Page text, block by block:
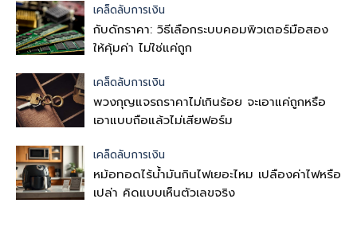
เคล็ดลับการเงิน
กับดักราคา: วิธีเลือกระบบคอมพิวเตอร์มือสอง
ให้คุ้มค่า ไม่ใช่แค่ถูก
เคล็ดลับการเงิน
พวงกุญแจรถราคาไม่เกินร้อย จะเอาแค่ถูกหรือ
เอาแบบถือแล้วไม่เสียฟอร์ม
เคล็ดลับการเงิน
หม้อทอดไร้น้ำมันกินไฟเยอะไหม เปลืองค่าไฟหรือ
เปล่า คิดแบบเห็นตัวเลขจริง